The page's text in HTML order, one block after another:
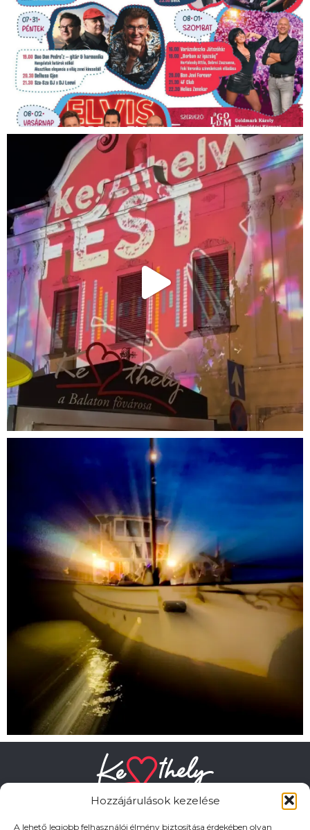
Hozzájárulások kezelése
A lehető legjobb felhasználói élmény biztosítása érdekében olyan